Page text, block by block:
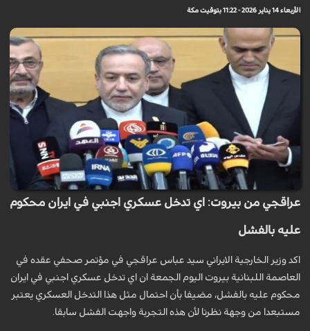
الأربعاء 14 يناير 2026 - 11:22 بتوقيت مكة
عراقجي من بيروت: اي تدخل عسكري اجنبي في ايران محكوم
عليه بالفشل
اكد وزير الخارجية الايراني سيد عباس عراقجي في مؤتمر صحفي عقده في
العاصمة اللبنانية بيروت اليوم الجمعة ان اي تدخل عسكري اجنبي في ايران
محكوم عليه بالفشل، مضيفا بأن احتمال مثل هذا التدخل العسكري يعتبر
مستبعدا من وجهة نظرنا لأن هذه التجربة واجهت الفشل سابقا.